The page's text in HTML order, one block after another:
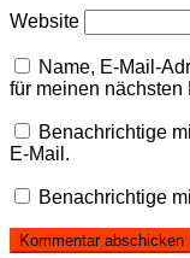
Website
Name, E-Mail-
für meinen nächsten
Benachrichtige
E-Mail.
Benachrichtige